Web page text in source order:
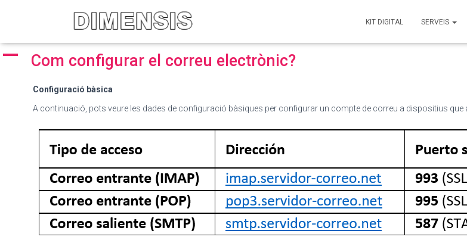
KIT DIGITAL SERVEIS
A Com configurar el correu electrònic?
Configuració bàsica
A continuació, pots veure les dades de configuració bàsiques per configurar un compte de correu a dispositius que